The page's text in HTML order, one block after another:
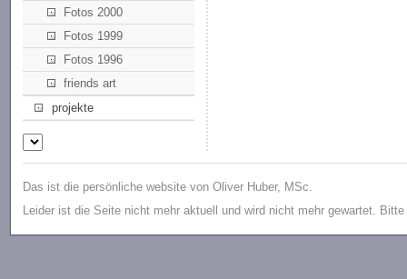
Fotos 2000
Fotos 1999
Fotos 1996
friends art
projekte
Das ist die persönliche website von Oliver Huber, MSc.
Leider ist die Seite nicht mehr aktuell und wird nicht mehr gewartet.